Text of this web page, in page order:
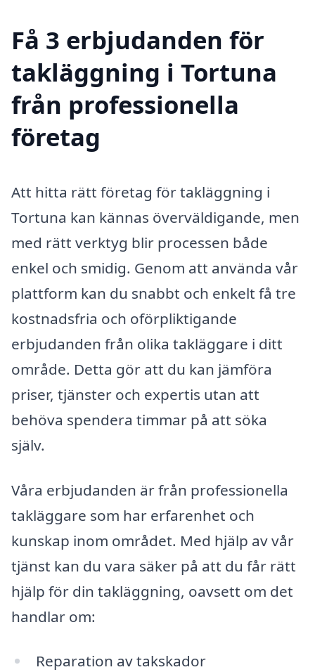
Få 3 erbjudanden för
takläggning i Tortuna
från professionella
företag
Att hitta rätt företag för takläggning i
Tortuna kan kännas överväldigande, men
med rätt verktyg blir processen både
enkel och smidig. Genom att använda vår
plattform kan du snabbt och enkelt få tre
kostnadsfria och oförpliktigande
erbjudanden från olika takläggare i ditt
område. Detta gör att du kan jämföra
priser, tjänster och expertis utan att
behöva spendera timmar på att söka
själv.
Våra erbjudanden är från professionella
takläggare som har erfarenhet och
kunskap inom området. Med hjälp av vår
tjänst kan du vara säker på att du får rätt
hjälp för din takläggning, oavsett om det
handlar om:
Reparation av takskador